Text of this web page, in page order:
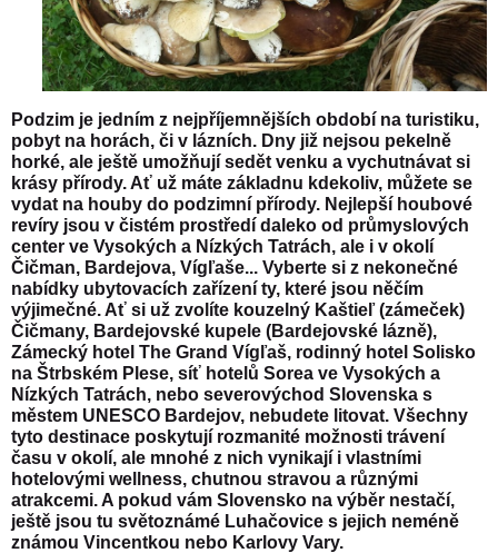
Podzim je jedním z nejpříjemnějších období na turistiku,
pobyt na horách, či v lázních. Dny již nejsou pekelně
horké, ale ještě umožňují sedět venku a vychutnávat si
krásy přírody. Ať už máte základnu kdekoliv, můžete se
vydat na houby do podzimní přírody. Nejlepší houbové
revíry jsou v čistém prostředí daleko od průmyslových
center ve Vysokých a Nízkých Tatrách, ale i v okolí
Čičman, Bardejova, Vígľaše... Vyberte si z nekonečné
nabídky ubytovacích zařízení ty, které jsou něčím
výjimečné. Ať si už zvolíte kouzelný Kaštieľ (zámeček)
Čičmany, Bardejovské kupele (Bardejovské lázně),
Zámecký hotel The Grand Vígľaš, rodinný hotel Solisko
na Štrbském Plese, síť hotelů Sorea ve Vysokých a
Nízkých Tatrách, nebo severovýchod Slovenska s
městem UNESCO Bardejov, nebudete litovat. Všechny
tyto destinace poskytují rozmanité možnosti trávení
času v okolí, ale mnohé z nich vynikají i vlastními
hotelovými wellness, chutnou stravou a různými
atrakcemi. A pokud vám Slovensko na výběr nestačí,
ještě jsou tu světoznámé Luhačovice s jejich neméně
známou Vincentkou nebo Karlovy Vary.